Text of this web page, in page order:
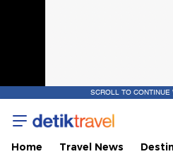
SCROLL TO CONTINUE
Home Travel News